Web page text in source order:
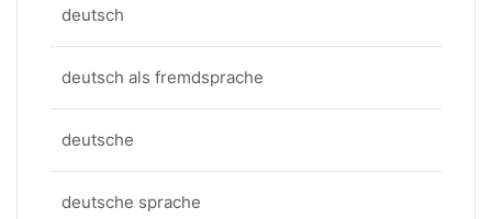
deutsch
deutsch als fremdsprache
deutsche
deutsche sprache